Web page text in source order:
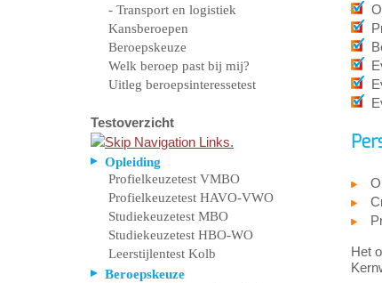
- Transport en logistiek
Kansberoepen
Beroepskeuze
Welk beroep past bij mij?
Uitleg beroepsinteressetest
Testoverzicht
Opleiding
Profielkeuzetest VMBO
Profielkeuzetest HAVO-VWO
Studiekeuzetest MBO
Studiekeuzetest HBO-WO
Leerstijlentest Kolb
Beroepskeuze
Het